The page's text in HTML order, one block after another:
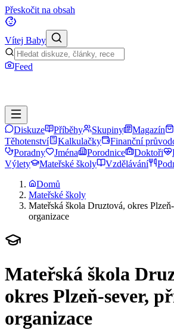
Přeskočit na obsah
Vítej Baby
Feed
Diskuze Příběhy Skupiny Magazín
Těhotenství
Kalkulačky Finanční
Poradny
Jména Porodnice Doktoři
Výlety
Mateřské školy Vzdělávání
Domů
Mateřské školy
Mateřská škola Druztová, okres
organizace
Mateřská škola
okres Plzeň-sever,
organizace